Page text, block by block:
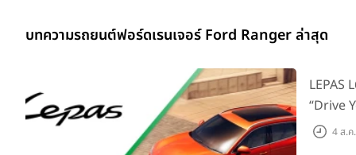
บทความรถยนต์ฟอร์ดเรนเจอร์ Ford Ranger ล่าสุด
LEPAS
“Drive
บาท 4 ส.ค